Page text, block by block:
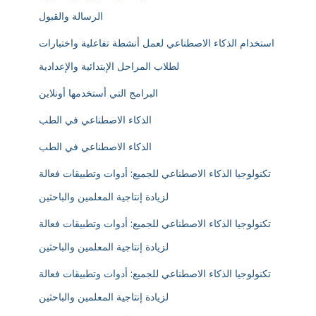
الرسالة والقبول
استخدام الذكاء الاصطناعي لعمل أنشطة تفاعلية واختبارات
لطلاب المراحل الإبتدائية والإعدادية
البرامج التي أستخدمها أونلاين
الذكاء الاصطناعي في الطب
الذكاء الاصطناعي في الطب
تكنولوجيا الذكاء الاصطناعي للجميع: أدوات وتطبيقات فعالة
لزيادة إنتاجية المعلمين والباحثين
تكنولوجيا الذكاء الاصطناعي للجميع: أدوات وتطبيقات فعالة
لزيادة إنتاجية المعلمين والباحثين
تكنولوجيا الذكاء الاصطناعي للجميع: أدوات وتطبيقات فعالة
لزيادة إنتاجية المعلمين والباحثين